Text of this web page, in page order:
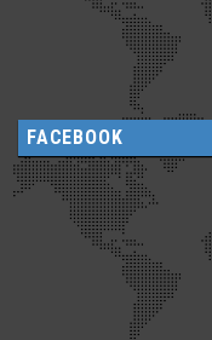
FACEBOOK